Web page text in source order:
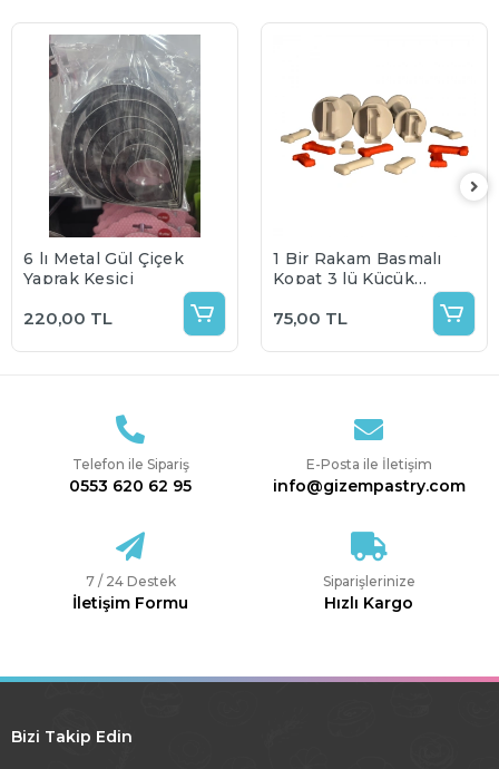
6 lı Metal Gül Çiçek
Yaprak Kesici
220,00 TL
1 Bir Rakam Basmalı
Kopat 3 lü Küçük
75,00 TL
Telefon ile Sipariş
0553 620 62 95
E-Posta ile İletişim
info@gizempastry.com
7 / 24 Destek
İletişim Formu
Siparişlerinize
Hızlı Kargo
Bizi Takip Edin